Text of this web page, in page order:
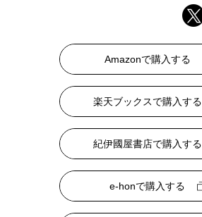
Amazonで購入する
楽天ブックスで購入する
紀伊國屋書店で購入する
e-honで購入する